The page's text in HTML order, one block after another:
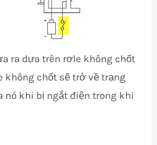
ra dựa trên rơle không chốt
không chốt sẽ trở về trạng
nó khi bị ngắt điện trong khi